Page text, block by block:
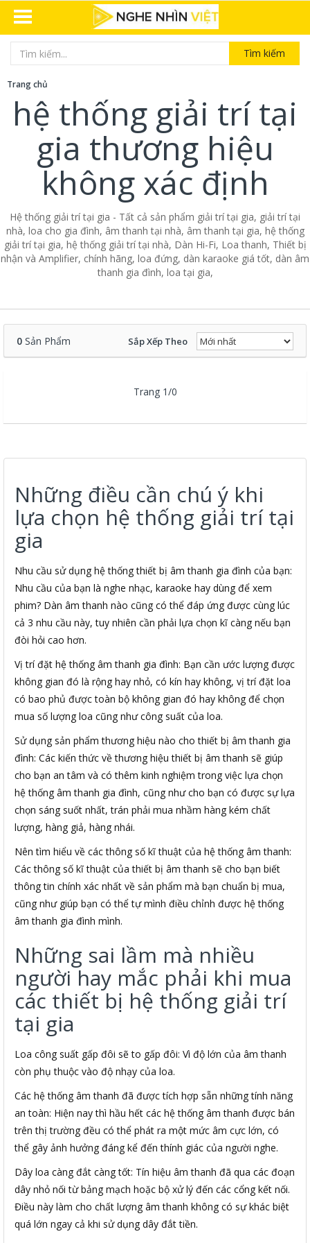
Tìm kiếm
Trang chủ
hệ thống giải trí tại
gia thương hiệu
không xác định
Hệ thống giải trí tại gia - Tất cả sản phẩm giải trí tại gia, giải trí tại
nhà, loa cho gia đình, âm thanh tại nhà, âm thanh tại gia, hệ thống
giải trí tại gia, hệ thống giải trí tại nhà, Dàn Hi-Fi, Loa thanh, Thiết bị
nhận và Amplifier, chính hãng, loa đứng, dàn karaoke giá tốt, dàn âm
thanh gia đình, loa tại gia,
0 Sản Phẩm Sắp Xếp Theo
Trang 1/0
Những điều cần chú ý khi
lựa chọn hệ thống giải trí tại
gia
Nhu cầu sử dụng hệ thống thiết bị âm thanh gia đình của bạn:
Nhu cầu của bạn là nghe nhạc, karaoke hay dùng để xem
phim? Dàn âm thanh nào cũng có thể đáp ứng được cùng lúc
cả 3 nhu cầu này, tuy nhiên cần phải lựa chọn kĩ càng nếu bạn
đòi hỏi cao hơn.
Vị trí đặt hệ thống âm thanh gia đình: Bạn cần ước lượng được
không gian đó là rộng hay nhỏ, có kín hay không, vị trí đặt loa
có bao phủ được toàn bộ không gian đó hay không để chọn
mua số lượng loa cũng như công suất của loa.
Sử dụng sản phẩm thương hiệu nào cho thiết bị âm thanh gia
đình: Các kiến thức về thương hiệu thiết bị âm thanh sẽ giúp
cho bạn an tâm và có thêm kinh nghiệm trong việc lựa chọn
hệ thống âm thanh gia đình, cũng như cho bạn có được sự lựa
chọn sáng suốt nhất, trán phải mua nhầm hàng kém chất
lượng, hàng giả, hàng nhái.
Nên tìm hiểu về các thông số kĩ thuật của hệ thống âm thanh:
Các thông số kĩ thuật của thiết bị âm thanh sẽ cho bạn biết
thông tin chính xác nhất về sản phẩm mà bạn chuẩn bị mua,
cũng như giúp bạn có thể tự mình điều chỉnh được hệ thống
âm thanh gia đình mình.
Những sai lầm mà nhiều
người hay mắc phải khi mua
các thiết bị hệ thống giải trí
tại gia
Loa công suất gấp đôi sẽ to gấp đôi: Vì độ lớn của âm thanh
còn phụ thuộc vào độ nhạy của loa.
Các hệ thống âm thanh đã được tích hợp sẵn những tính năng
an toàn: Hiện nay thì hầu hết các hệ thống âm thanh được bán
trên thị trường đều có thể phát ra một mức âm cực lớn, có
thể gây ảnh hưởng đáng kể đến thính giác của người nghe.
Dây loa càng đắt càng tốt: Tín hiệu âm thanh đã qua các đoạn
dây nhỏ nối từ bảng mạch hoặc bộ xử lý đến các cổng kết nối.
Điều này làm cho chất lượng âm thanh không có sự khác biệt
quá lớn ngay cả khi sử dụng dây đắt tiền.